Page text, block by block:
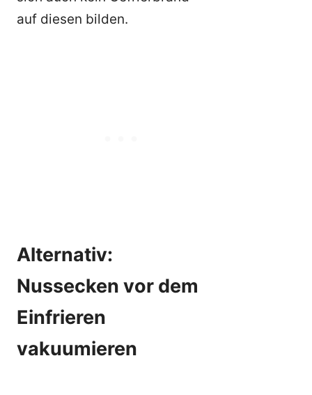
auf diesen bilden.
Alternativ:
Nussecken vor dem
Einfrieren
vakuumieren